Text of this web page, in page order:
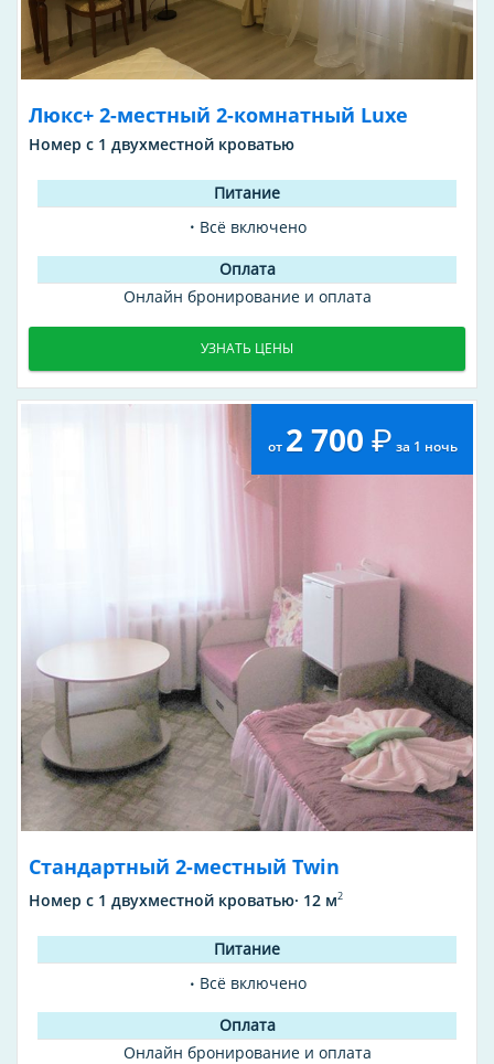
Люкс+ 2-местный 2-комнатный Luxe
Номер с 1 двухместной кроватью
Всё включено
Онлайн бронирование и оплата
УЗНАТЬ ЦЕНЫ
от 2 700 за 1 ночь
Стандартный 2-местный Twin
Номер с 1 двухместной кроватью· 12 м2
Всё включено
Онлайн бронирование и оплата